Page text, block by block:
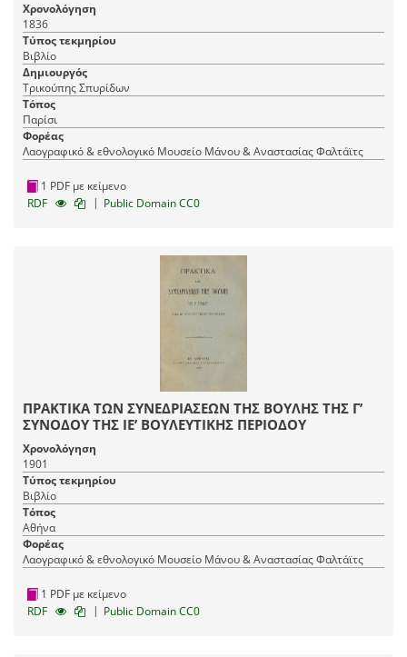
Χρονολόγηση
1836
Τύπος τεκμηρίου
Βιβλίο
Δημιουργός
Τρικούπης Σπυρίδων
Τόπος
Παρίσι
Φορέας
Λαογραφικό & εθνολογικό Μουσείο Μάνου & Αναστασίας Φαλτάϊτς
1 PDF με κείμενο
RDF
| Public Domain CC0
ΠΡΑΚΤΙΚΑ ΤΩΝ ΣΥΝΕΔΡΙΑΣΕΩΝ ΤΗΣ ΒΟΥΛΗΣ ΤΗΣ Γ’
ΣΥΝΟΔΟΥ ΤΗΣ ΙΕ’ ΒΟΥΛΕΥΤΙΚΗΣ ΠΕΡΙΟΔΟΥ
Χρονολόγηση
1901
Τύπος τεκμηρίου
Βιβλίο
Τόπος
Αθήνα
Φορέας
Λαογραφικό & εθνολογικό Μουσείο Μάνου & Αναστασίας Φαλτάϊτς
1 PDF με κείμενο
RDF
| Public Domain CC0